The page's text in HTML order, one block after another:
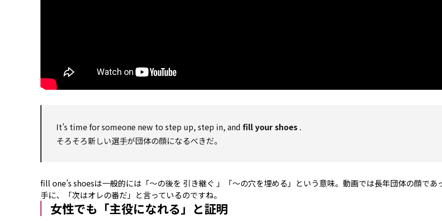
It’s timeforsomeone new tostep up, step in, and fillyour shoes .
そろそろ新しい選手が団体の顔になるべきだ。
fill one’s shoesは一般的には「～の後を 引き継ぐ 」「～の穴を埋める」という意味。動画では長年団体の顔であ
手に、「次はオレの番だ」と言っているのですね。
女性でも「主役になれる」と証明